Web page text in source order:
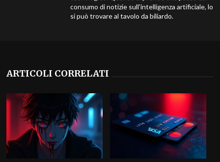
consumo di notizie sull'intelligenza artificiale, lo
si può trovare al tavolo da biliardo.
ARTICOLI CORRELATI